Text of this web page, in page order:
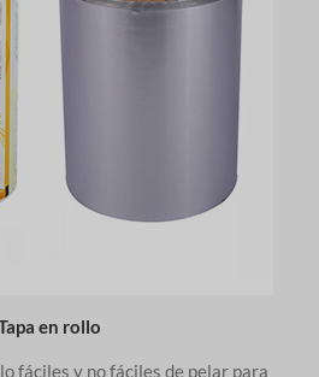
en rollo
fáciles y no fáciles de pelar para